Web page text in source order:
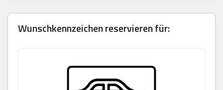
Wunschkennzeichen reservieren für: